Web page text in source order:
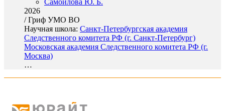
Самойлова Ю. Б.
2026
/Гриф УМО ВО
Научная школа: Санкт-Петербургская академия
Следственного комитета РФ (г. Санкт-Петербург)
Московская академия Следственного комитета РФ (г.
Москва)
…